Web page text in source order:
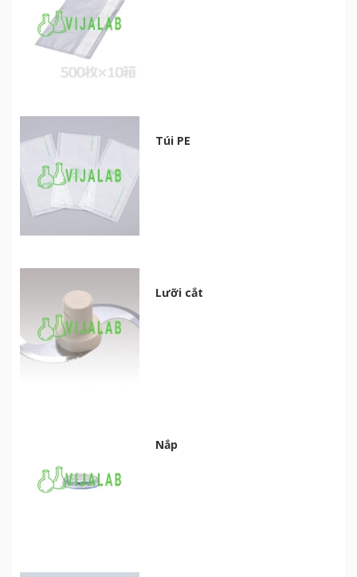
Túi PE
Lưỡi cắt
Nắp